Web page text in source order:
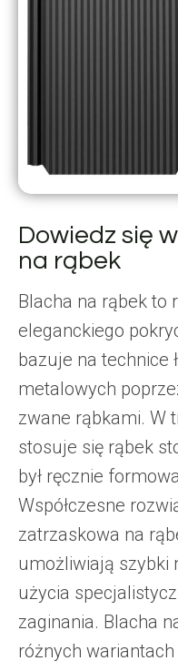
Dowiedz się
na rąbek
Blacha na rąbek to
eleganckiego
bazuje na technice
metalowych
zwane rąbkami. W
stosuje się rąbek
był ręcznie
Współczesne
zatrzaskowa na
umożliwiają szybki
użycia
zaginania. Blacha
różnych